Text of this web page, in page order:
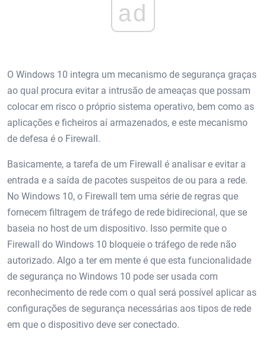
ad
O Windows 10 integra um mecanismo de segurança graças
ao qual procura evitar a intrusão de ameaças que possam
colocar em risco o próprio sistema operativo, bem como as
aplicações e ficheiros aí armazenados, e este mecanismo
de defesa é o Firewall.
Basicamente, a tarefa de um Firewall é analisar e evitar a
entrada e a saída de pacotes suspeitos de ou para a rede.
No Windows 10, o Firewall tem uma série de regras que
fornecem filtragem de tráfego de rede bidirecional, que se
baseia no host de um dispositivo. Isso permite que o
Firewall do Windows 10 bloqueie o tráfego de rede não
autorizado. Algo a ter em mente é que esta funcionalidade
de segurança no Windows 10 pode ser usada com
reconhecimento de rede com o qual será possível aplicar as
configurações de segurança necessárias aos tipos de rede
em que o dispositivo deve ser conectado.